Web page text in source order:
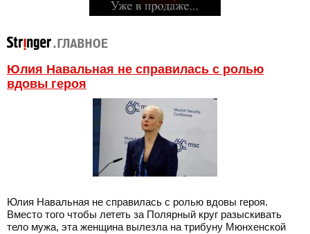
Юлия Навальная не справилась с ролью
вдовы героя
Юлия Навальная не справилась с ролью вдовы героя.
Вместо того чтобы лететь за Полярный круг разыскивать
тело мужа, эта женщина вылезла на трибуну Мюнхенской